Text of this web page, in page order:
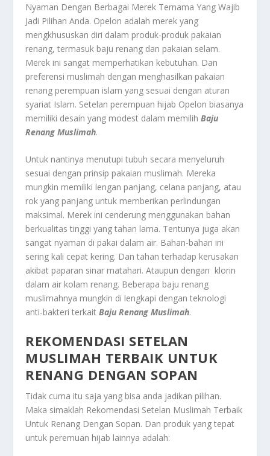
Nyaman Dengan Berbagai Merek Ternama Yang Wajib
Jadi Pilihan Anda. Opelon adalah merek yang
mengkhususkan diri dalam produk-produk pakaian
renang, termasuk baju renang dan pakaian selam.
Merek ini sangat memperhatikan kebutuhan. Dan
preferensi muslimah dengan menghasilkan pakaian
renang perempuan islam yang sesuai dengan aturan
syariat Islam. Setelan perempuan hijab Opelon biasanya
memiliki desain yang modest dalam memilihBaju
Renang Muslimah.
Untuk nantinya menutupi tubuh secara menyeluruh
sesuai dengan prinsip pakaian muslimah. Mereka
mungkin memiliki lengan panjang, celana panjang, atau
rok yang panjang untuk memberikan perlindungan
maksimal. Merek ini cenderung menggunakan bahan
berkualitas tinggi yang tahan lama. Tentunya juga akan
sangat nyaman di pakai dalam air. Bahan-bahan ini
sering kali cepat kering. Dan tahan terhadap kerusakan
akibat paparan sinar matahari. Ataupun dengan klorin
dalam air kolam renang. Beberapa baju renang
muslimahnya mungkin di lengkapi dengan teknologi
anti-bakteri terkaitBaju Renang Muslimah.
REKOMENDASI SETELAN
MUSLIMAH TERBAIK UNTUK
RENANG DENGAN SOPAN
Tidak cuma itu saja yang bisa anda jadikan pilihan.
Maka simaklah Rekomendasi Setelan Muslimah Terbaik
Untuk Renang Dengan Sopan. Dan produk yang tepat
untuk peremuan hijab lainnya adalah: